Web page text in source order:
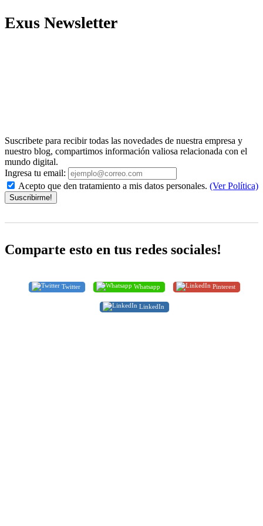
Exus Newsletter
Suscribete para recibir todas las novedades de nuestra empresa y
nuestro blog, compartimos información valiosa relacionada con el
mundo digital.
Ingresa tu email:
Acepto que den tratamiento a mis datos personales. (Ver Política)
Suscribirme!
Comparte esto en tus redes sociales!
Twitter Whatsapp Pinterest
LinkedIn